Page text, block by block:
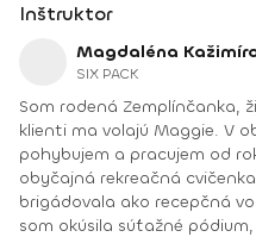
Inštruktor
Magdaléna
SIX PACK
Som rodená Zemplínčanka,
klienti ma volajú Maggie. V
pohybujem a pracujem od
obyčajná rekreačná
brigádovala ako recepčná
som okúsila súťažné